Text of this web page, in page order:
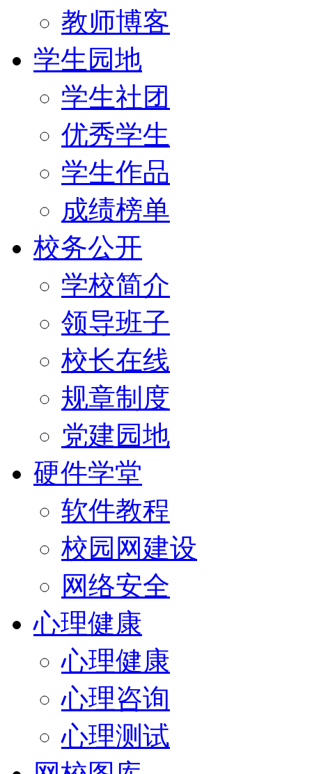
教师博客
学生园地
学生社团
优秀学生
学生作品
成绩榜单
校务公开
学校简介
领导班子
校长在线
规章制度
党建园地
硬件学堂
软件教程
校园网建设
网络安全
心理健康
心理健康
心理咨询
心理测试